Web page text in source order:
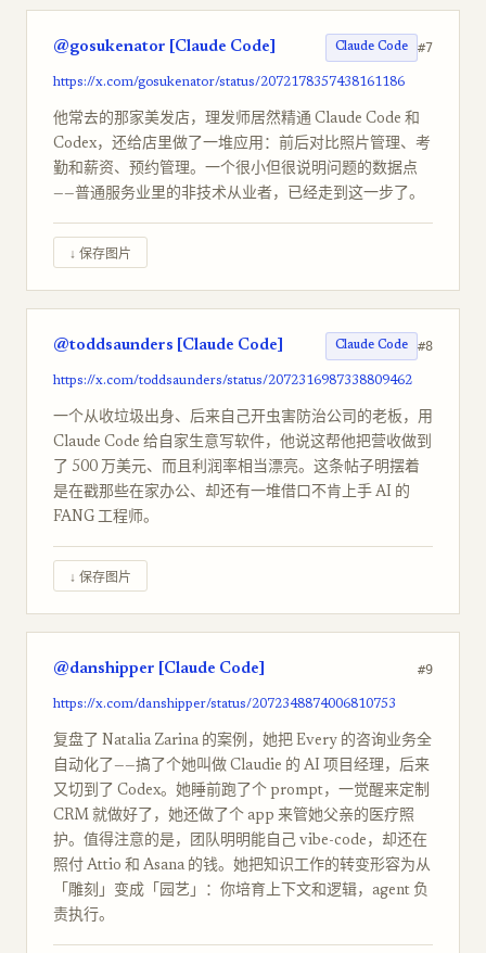
@gosukenator [Claude Code] Claude Code #7
https://x.com/gosukenator/status/2072178357438161186
他常去的那家美发店，理发师居然精通 Claude Code 和
Codex，还给店里做了一堆应用：前后对比照片管理、考
勤和薪资、预约管理。一个很小但很说明问题的数据点
——普通服务业里的非技术从业者，已经走到这一步了。
↓ 保存图片
@toddsaunders [Claude Code] Claude Code #8
https://x.com/toddsaunders/status/2072316987338809462
一个从收垃圾出身、后来自己开虫害防治公司的老板，用
Claude Code 给自家生意写软件，他说这帮他把营收做到
了 500 万美元、而且利润率相当漂亮。这条帖子明摆着
是在戳那些在家办公、却还有一堆借口不肯上手 AI 的
FANG 工程师。
↓ 保存图片
@danshipper [Claude Code] #9
https://x.com/danshipper/status/2072348874006810753
复盘了 Natalia Zarina 的案例，她把 Every 的咨询业务全
自动化了——搞了个她叫做 Claudie 的 AI 项目经理，后来
又切到了 Codex。她睡前跑了个 prompt，一觉醒来定制
CRM 就做好了，她还做了个 app 来管她父亲的医疗照
护。值得注意的是，团队明明能自己 vibe-code，却还在
照付 Attio 和 Asana 的钱。她把知识工作的转变形容为从
「雕刻」变成「园艺」：你培育上下文和逻辑，agent 负
责执行。